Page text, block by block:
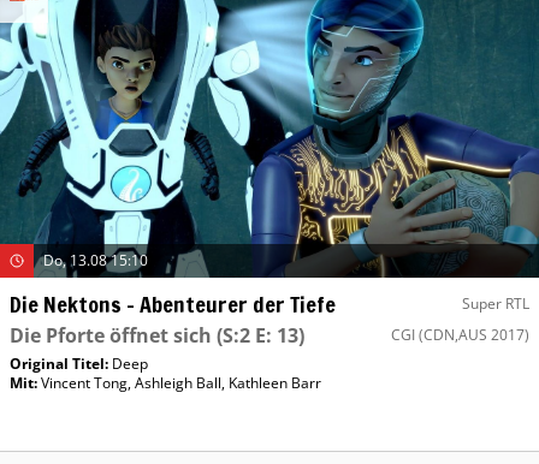
Do, 13.08 15:10
Die Nektons – Abenteurer der Tiefe Super RTL
Die Pforte öffnet sich (S:2 E: 13) CGI(CDN,AUS 2017)
Original Titel: Deep
Mit:Vincent Tong,Ashleigh Ball, Kathleen Barr